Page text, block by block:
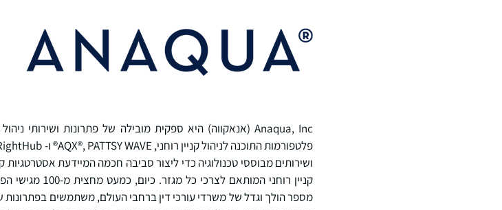
ושירותים מבוססי טכנולוגיה כדי ליצור סביבה חכמה המיידעת אסטרטגיות
קניין רוחני